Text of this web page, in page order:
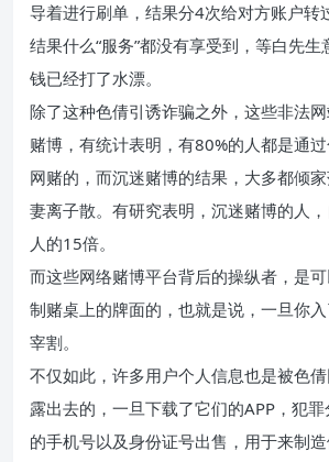
导着进行刷单，结果分4次给对方账户转
结果什么“服务”都没有享受到，等白先
钱已经打了水漂。
除了这种色倩引诱诈骗之外，这些非法
赌博，有统计表明，有80%的人都是通
网赌的，而沉迷赌博的结果，大多都倾
妻离子散。有研究表明，沉迷赌博的人
人的15倍。
而这些网络赌博平台背后的操纵者，是
制赌桌上的牌面的，也就是说，一旦你
宰割。
不仅如此，许多用户个人信息也是被色
露出去的，一旦下载了它们的APP，犯
的手机号以及身份证号出售，用于来制